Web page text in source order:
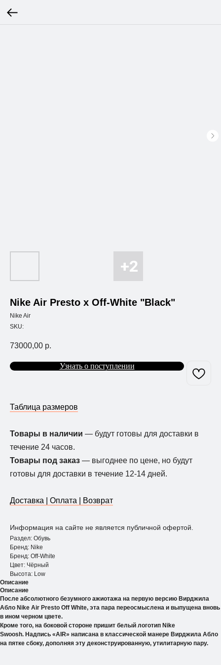
Nike Air Presto x Off-White "Black"
Nike Air
SKU:
73000,00 р.
Узнать о поступлении
Таблица размеров
Товары в наличии — будут готовы для доставки в
течение 24 часов.
Товары под заказ — выгоднее по цене, но будут
готовы для доставки в течение 12-14 дней.
Доставка | Оплата | Возврат
Информация на сайте не является публичной офертой.
Раздел: Обувь
Бренд: Nike
Бренд: Off-White
Цвет: Чёрный
Высота: Low
Описание
Описание
После абсолютного безумного ажиотажа на первую версию Вирджила
Абло Nike Air Presto Off White, эта пара переосмыслена и выпущена вновь
в ином черном цвете.
Кроме того, на боковой стороне пришит белый логотип Nike
Swoosh. Надпись «AIR» написана в классической манере Вирджила Абло
на пятке сбоку, дополняя эту деконструированную, утилитарную пару.